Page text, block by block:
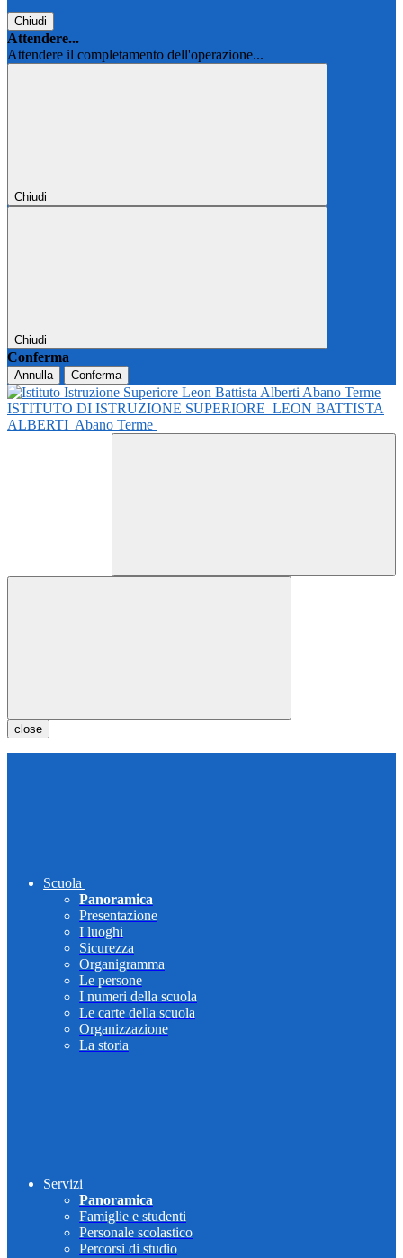
Chiudi
Attendere...
Attendere il completamento dell'operazione...
Chiudi
Chiudi
Conferma
Annulla Conferma
ISTITUTO DI ISTRUZIONE SUPERIORE LEON BATTISTA
ALBERTI Abano Terme
close
Scuola
Panoramica
Presentazione
I luoghi
Sicurezza
Organigramma
Le persone
I numeri della scuola
Le carte della scuola
Organizzazione
La storia
Servizi
Panoramica
Famiglie e studenti
Personale scolastico
Percorsi di studio